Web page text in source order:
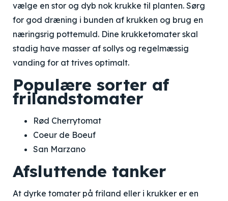
vælge en stor og dyb nok krukke til planten. Sørg
for god dræning i bunden af krukken og brug en
næringsrig pottemuld. Dine krukketomater skal
stadig have masser af sollys og regelmæssig
vanding for at trives optimalt.
Populære sorter af
frilandstomater
Rød Cherrytomat
Coeur de Boeuf
San Marzano
Afsluttende tanker
At dyrke tomater på friland eller i krukker er en